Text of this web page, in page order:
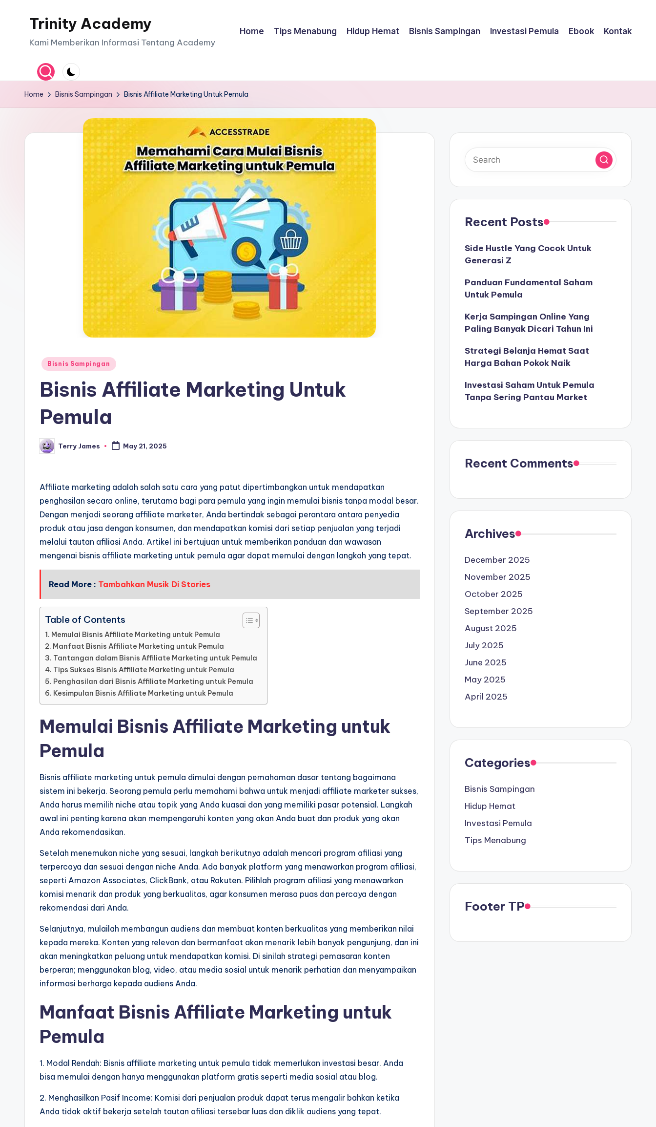
Trinity Academy
Kami Memberikan Informasi Tentang Academy
Home Tips Menabung Hidup Hemat Bisnis Sampingan Investasi Pemula Ebook Kontak
Home Bisnis Sampingan Bisnis Affiliate Marketing Untuk Pemula
Posted
Bisnis Sampingan
Bisnis Affiliate Marketing Untuk
Pemula
Posted
by
Terry James May 21, 2025
Affiliate marketing adalah salah satu cara yang patut dipertimbangkan untuk mendapatkan
penghasilan secara online, terutama bagi para pemula yang ingin memulai bisnis tanpa modal besar.
Dengan menjadi seorang affiliate marketer, Anda bertindak sebagai perantara antara penyedia
produk atau jasa dengan konsumen, dan mendapatkan komisi dari setiap penjualan yang terjadi
melalui tautan afiliasi Anda. Artikel ini bertujuan untuk memberikan panduan dan wawasan
mengenai bisnis affiliate marketing untuk pemula agar dapat memulai dengan langkah yang tepat.
Read More : Tambahkan Musik Di Stories
Table of Contents
Memulai Bisnis Affiliate Marketing untuk Pemula
Manfaat Bisnis Affiliate Marketing untuk Pemula
Tantangan dalam Bisnis Affiliate Marketing untuk Pemula
Tips Sukses Bisnis Affiliate Marketing untuk Pemula
Penghasilan dari Bisnis Affiliate Marketing untuk Pemula
Kesimpulan Bisnis Affiliate Marketing untuk Pemula
Memulai Bisnis Affiliate Marketing untuk
Pemula
Bisnis affiliate marketing untuk pemula dimulai dengan pemahaman dasar tentang bagaimana
sistem ini bekerja. Seorang pemula perlu memahami bahwa untuk menjadi affiliate marketer sukses,
Anda harus memilih niche atau topik yang Anda kuasai dan yang memiliki pasar potensial. Langkah
awal ini penting karena akan mempengaruhi konten yang akan Anda buat dan produk yang akan
Anda rekomendasikan.
Setelah menemukan niche yang sesuai, langkah berikutnya adalah mencari program afiliasi yang
terpercaya dan sesuai dengan niche Anda. Ada banyak platform yang menawarkan program afiliasi,
seperti Amazon Associates, ClickBank, atau Rakuten. Pilihlah program afiliasi yang menawarkan
komisi menarik dan produk yang berkualitas, agar konsumen merasa puas dan percaya dengan
rekomendasi dari Anda.
Selanjutnya, mulailah membangun audiens dan membuat konten berkualitas yang memberikan nilai
kepada mereka. Konten yang relevan dan bermanfaat akan menarik lebih banyak pengunjung, dan ini
akan meningkatkan peluang untuk mendapatkan komisi. Di sinilah strategi pemasaran konten
berperan; menggunakan blog, video, atau media sosial untuk menarik perhatian dan menyampaikan
informasi berharga kepada audiens Anda.
Manfaat Bisnis Affiliate Marketing untuk
Pemula
1. Modal Rendah: Bisnis affiliate marketing untuk pemula tidak memerlukan investasi besar. Anda
bisa memulai dengan hanya menggunakan platform gratis seperti media sosial atau blog.
2. Menghasilkan Pasif Income: Komisi dari penjualan produk dapat terus mengalir bahkan ketika
Anda tidak aktif bekerja setelah tautan afiliasi tersebar luas dan diklik audiens yang tepat.
Recent Posts
Side Hustle Yang Cocok Untuk
Generasi Z
Panduan Fundamental Saham
Untuk Pemula
Kerja Sampingan Online Yang
Paling Banyak Dicari Tahun Ini
Strategi Belanja Hemat Saat
Harga Bahan Pokok Naik
Investasi Saham Untuk Pemula
Tanpa Sering Pantau Market
Recent Comments
Archives
December 2025
November 2025
October 2025
September 2025
August 2025
July 2025
June 2025
May 2025
April 2025
Categories
Bisnis Sampingan
Hidup Hemat
Investasi Pemula
Tips Menabung
Footer TP